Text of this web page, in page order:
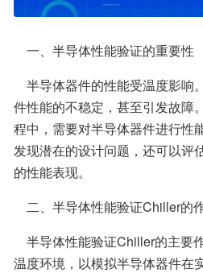
    一、半导体性能验证的重要性
件性能的不稳定，甚至引发故障
程中，需要对半导体器件进行性
发现潜在的设计问题，还可以评
的性能表现。
二、半导体性能验证Chiller的
温度环境，以模拟半导体器件在